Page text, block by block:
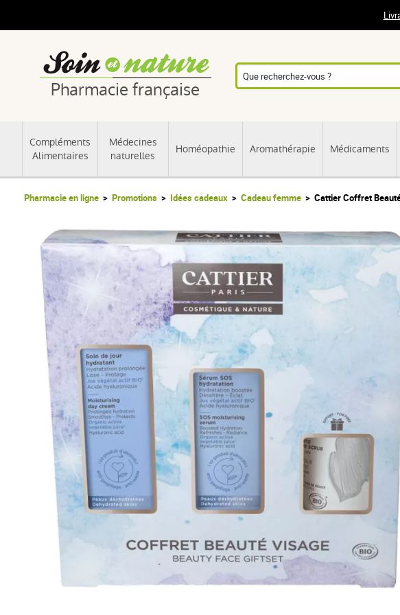
Pharmacie française
Compléments
Alimentaires
Médecines
naturelles
Homéopathie Aromathérapie Médicaments
Pharmacie en ligne Promotions Idées cadeaux Cadeau femme Cattier Coffret